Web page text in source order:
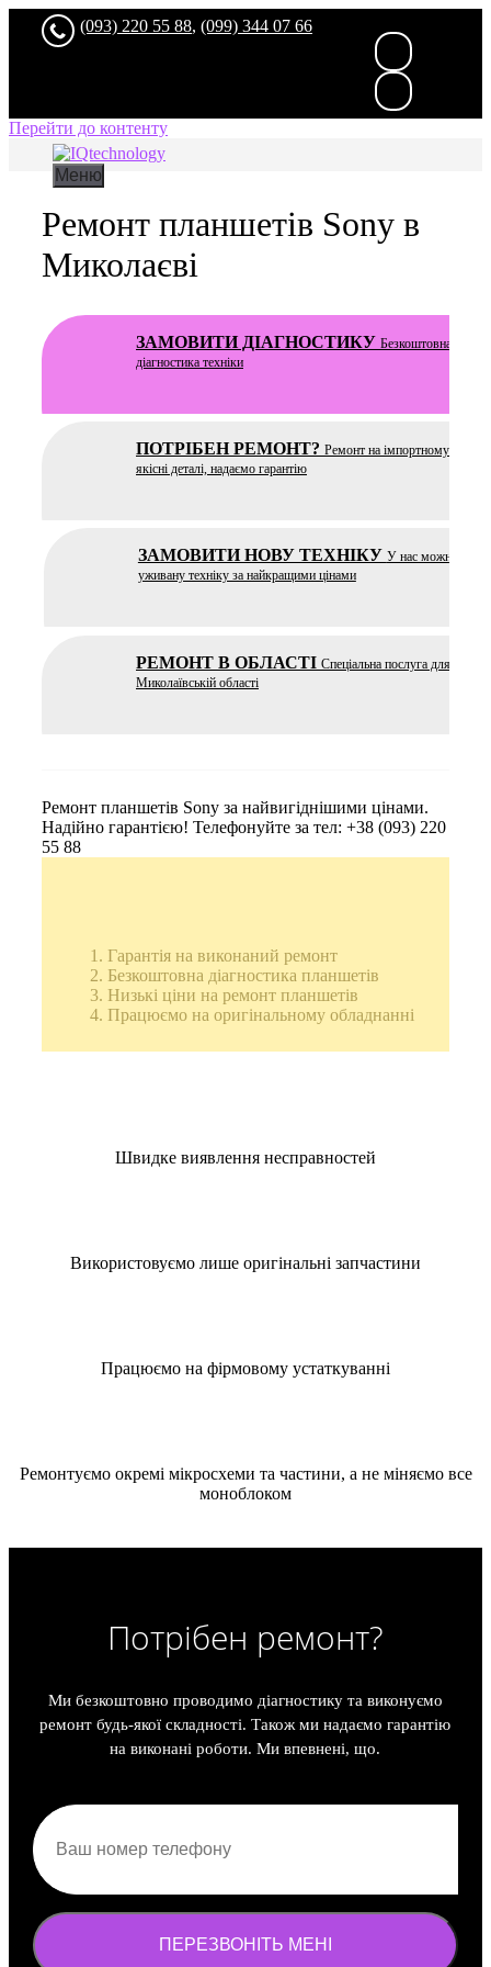
(093) 220 55 88, (099) 344 07 66
Перейти до контенту
Меню
Ремонт планшетів Sony в
Миколаєві
ЗАМОВИТИ ДІАГНОСТИКУ Безкоштовна
діагностика техніки
ПОТРІБЕН РЕМОНТ? Ремонт на імпортному
якісні деталі, надаємо гарантію
ЗАМОВИТИ НОВУ ТЕХНІКУ У нас можна
уживану техніку за найкращими цінами
РЕМОНТ В ОБЛАСТІ Спеціальна послуга для
Миколаївській області
Ремонт планшетів Sony за найвигіднішими цінами.
Надійно гарантією! Телефонуйте за тел: +38 (093) 220
55 88
Гарантія на виконаний ремонт
Безкоштовна діагностика планшетів
Низькі ціни на ремонт планшетів
Працюємо на оригінальному обладнанні
Швидке виявлення несправностей
Використовуємо лише оригінальні запчастини
Працюємо на фірмовому устаткуванні
Ремонтуємо окремі мікросхеми та частини, а не міняємо все
моноблоком
Потрібен ремонт?
Ми безкоштовно проводимо діагностику та виконуємо
ремонт будь-якої складності. Також ми надаємо гарантію
на виконані роботи. Ми впевнені, що.